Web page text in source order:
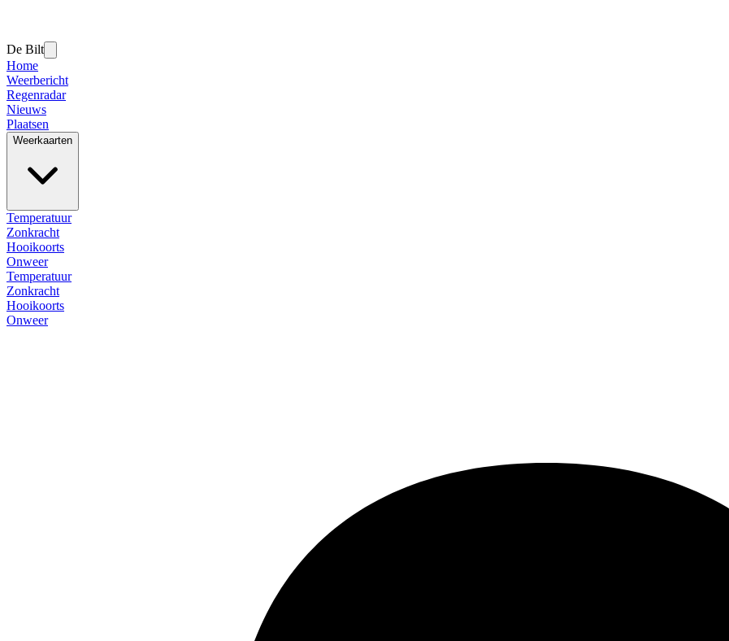
De Bilt
Home
Weerbericht
Regenradar
Nieuws
Plaatsen
Weerkaarten
Temperatuur
Zonkracht
Hooikoorts
Onweer
Temperatuur
Zonkracht
Hooikoorts
Onweer